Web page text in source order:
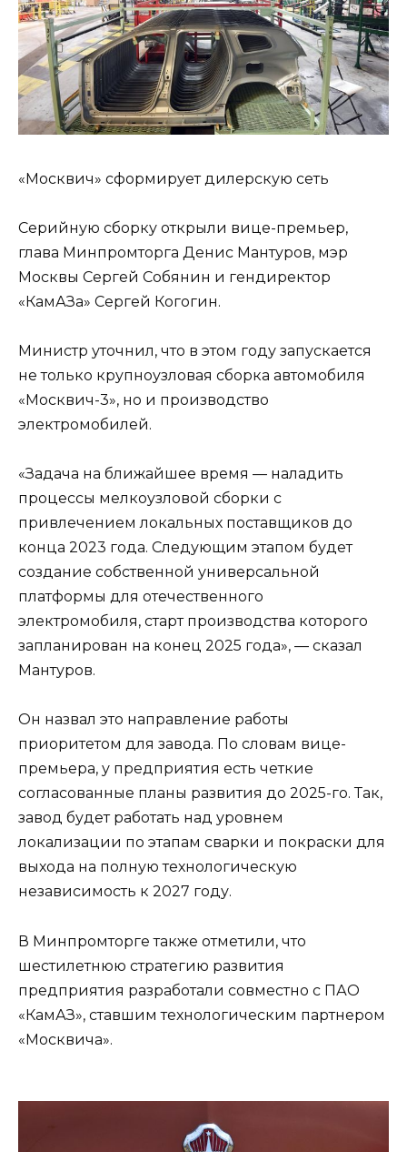
«Москвич» сформирует дилерскую сеть
Серийную сборку открыли вице-премьер,
глава Минпромторга Денис Мантуров, мэр
Москвы Сергей Собянин и гендиректор
«КамАЗа» Сергей Когогин.
Министр уточнил, что в этом году запускается
не только крупноузловая сборка автомобиля
«Москвич-3», но и производство
электромобилей.
«Задача на ближайшее время — наладить
процессы мелкоузловой сборки с
привлечением локальных поставщиков до
конца 2023 года. Следующим этапом будет
создание собственной универсальной
платформы для отечественного
электромобиля, старт производства которого
запланирован на конец 2025 года», — сказал
Мантуров.
Он назвал это направление работы
приоритетом для завода. По словам вице-
премьера, у предприятия есть четкие
согласованные планы развития до 2025-го. Так,
завод будет работать над уровнем
локализации по этапам сварки и покраски для
выхода на полную технологическую
независимость к 2027 году.
В Минпромторге также отметили, что
шестилетнюю стратегию развития
предприятия разработали совместно с ПАО
«КамАЗ», ставшим технологическим партнером
«Москвича».